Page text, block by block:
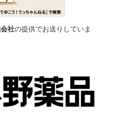
社の提供でお送りしていま